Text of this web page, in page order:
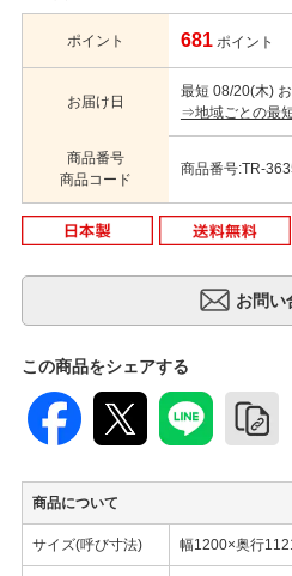
ポイント 681 ポイント
お届け日
最短 08/20(木)
⇒地域ごとの最
商品番号
商品コード
商品番号:TR-
この商品をシェアする
商品について
サイズ(呼び寸法) 幅1200×奥行